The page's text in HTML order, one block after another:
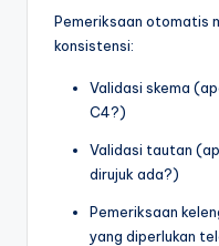
Pemeriksaan otomatis
konsistensi:
Validasi skema
C4?)
Validasi tautan
dirujuk ada?)
Pemeriksaan
yang diperlukan